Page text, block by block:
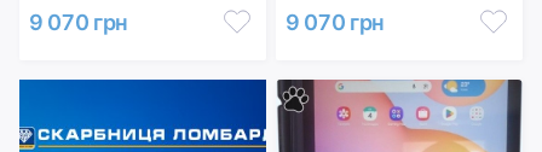
9 070 грн 9 070 грн